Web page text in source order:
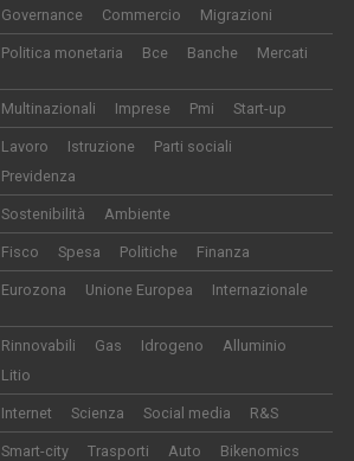
Governance Commercio Migrazioni
Politica monetaria Bce Banche Mercati
Multinazionali Imprese Pmi Start-up
Lavoro Istruzione
Parti sociali
Previdenza
Sostenibilità Ambiente
Fisco Spesa Politiche Finanza
Eurozona Unione Europea Internazionale
Rinnovabili Gas Idrogeno
Alluminio
Litio
Internet Scienza Social media R&S
Smart-city Trasporti Auto Bikenomics